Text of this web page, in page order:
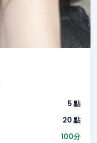
5 點
20 點
100分